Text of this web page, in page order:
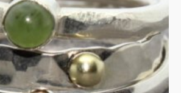
zilver en goud
€325.00